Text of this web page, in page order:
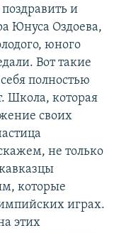
и
Юнуса Оздоева,
юного
Вот такие
полностью
Школа, которая
своих
не только
которые
играх.
этих